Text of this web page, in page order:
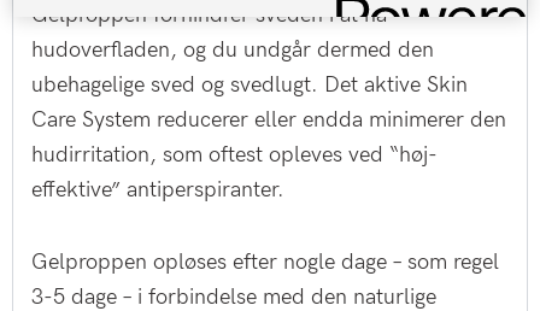
Gelproppen forhindrer sveden i at nå
hudoverfladen, og du undgår dermed den
ubehagelige sved og svedlugt. Det aktive Skin
Care System reducerer eller endda minimerer den
hudirritation, som oftest opleves ved “høj-
effektive” antiperspiranter.
Gelproppen opløses efter nogle dage – som regel
3-5 dage – i forbindelse med den naturlige